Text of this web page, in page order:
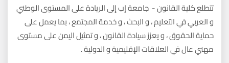
تتطلع كلية القانون - جامعة إب إلى الريادة على المستوى الوطني
و العربي في التعليم ، و البحث ، و خدمة المجتمع ، بما يعمل على
حماية الحقوق ، و يعزز سيادة القانون ، و تمثيل اليمن على مستوى
مهني عال في العلاقات الإقليمية و الدولية .